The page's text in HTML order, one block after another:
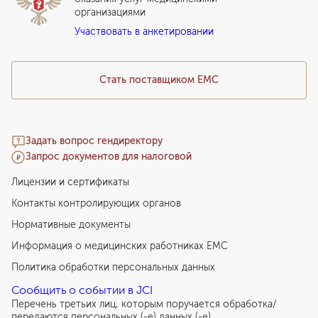
Подарочный сертификат EMC
Медицинский туризм
Стать поставщиком ЕМС
Задать вопрос гендиректору
Запрос документов для налоговой
организациями
Участвовать в анкетировании
Лицензии и сертификаты
Контакты контролирующих органов
Нормативные документы
Информация о медицинских работниках EMC
Политика обработки персональных данных
Сообщить о событии в JCI
Перечень третьих лиц, которым поручается обработка/